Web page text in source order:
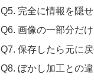
Q5. 完全に情報を隠
Q6. 画像の一部分だ
Q7. 保存したら元に
Q8. ぼかし加工との